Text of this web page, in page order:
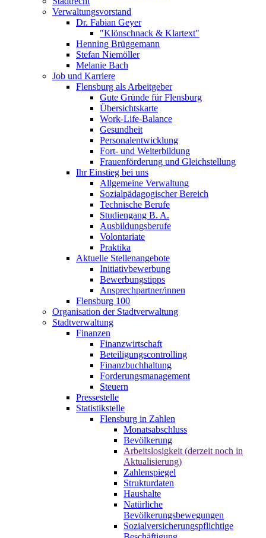
Verwaltungsvorstand
Dr. Fabian Geyer
"Klönschnack & Klartext"
Henning Brüggemann
Stefan Niemöller
Melanie Bach
Job und Karriere
Flensburg als Arbeitgeber
Gute Gründe für Flensburg
Übersichtskarte
Work-Life-Balance
Gesundheit
Personalentwicklung
Fort- und Weiterbildung
Frauenförderung und Gleichstellung
Ihr Einstieg bei uns
Allgemeine Verwaltung
Sozialpädagogischer Bereich
Technische Berufe
Studiengang B. A.
Ausbildungsberufe
Volontariate
Praktika
Aktuelle Stellenangebote
Initiativbewerbung
Bewerbungstipps
Ansprechpartner/innen
Flensburg 100
Organisation der Stadtverwaltung
Stadtverwaltung
Finanzen
Finanzwirtschaft
Beteiligungscontrolling
Finanzbuchhaltung
Forderungsmanagement
Steuern
Pressestelle
Statistikstelle
Flensburg in Zahlen
Monatsabschluss
Bevölkerung
Arbeitslosigkeit (derzeit noch in
Aktualisierung)
Zahlenspiegel
Strukturdaten
Haushalte
Natürliche
Bevölkerungsbewegungen
Sozialversicherungspflichtige